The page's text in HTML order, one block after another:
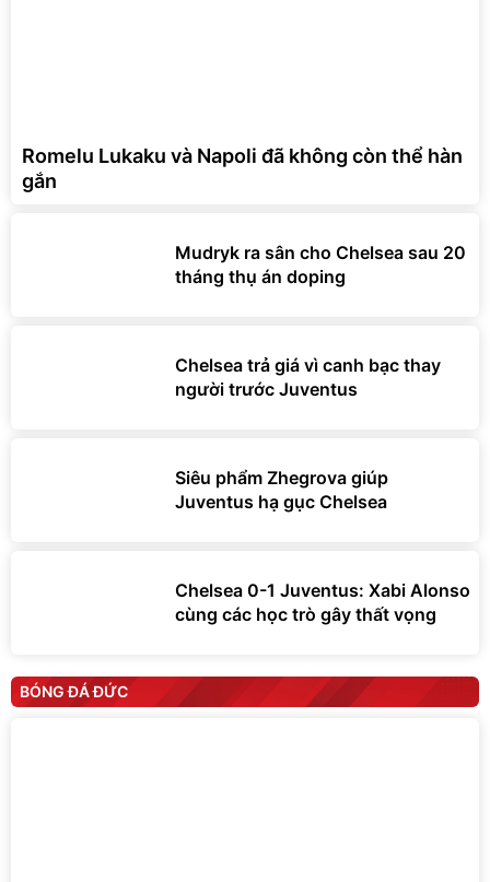
Romelu Lukaku và Napoli đã không còn thể hàn
gắn
Mudryk ra sân cho Chelsea sau 20
tháng thụ án doping
Chelsea trả giá vì canh bạc thay
người trước Juventus
Siêu phẩm Zhegrova giúp
Juventus hạ gục Chelsea
Chelsea 0-1 Juventus: Xabi Alonso
cùng các học trò gây thất vọng
BÓNG ĐÁ ĐỨC